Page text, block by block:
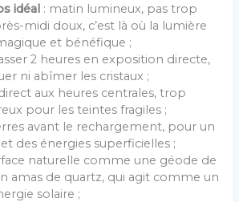
idéal : matin lumineux, pas trop
midi doux, c’est là où la lumière
et bénéfique ;
2 heures en exposition directe,
ni abîmer les cristaux ;
aux heures centrales, trop
pour les teintes fragiles ;
avant le rechargement, pour un
des énergies superficielles ;
naturelle comme une géode de
amas de quartz, qui agit comme un
solaire ;